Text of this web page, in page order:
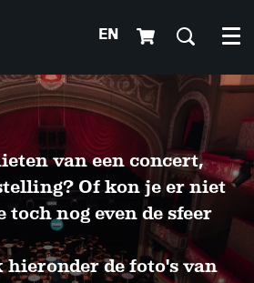
EN
van een concert,
Of kon je er niet
nog even de sfeer
de foto's van